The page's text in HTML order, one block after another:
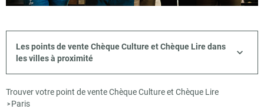
Les points de vente Chèque Culture et Chèque Lire dans
les villes à proximité
Trouver votre point de vente Chèque Culture et Chèque Lire
> Paris